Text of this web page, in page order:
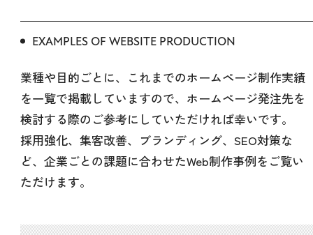
EXAMPLES OF WEBSITE PRODUCTION
業種や目的ごとに、これまでのホームページ制作実績
を一覧で掲載していますので、ホームページ発注先を
検討する際のご参考にしていただければ幸いです。
採用強化、集客改善、ブランディング、SEO対策な
ど、企業ごとの課題に合わせたWeb制作事例をご覧い
ただけます。